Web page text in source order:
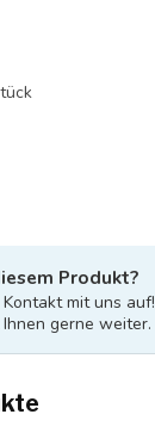
Produkt?
mit uns auf!
gerne weiter.